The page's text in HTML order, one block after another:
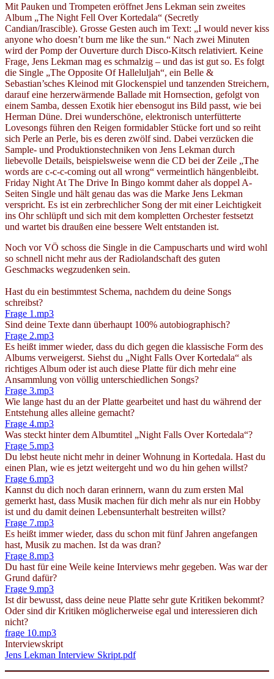
Mit Pauken und Trompeten eröffnet Jens Lekman sein zweites
Album „The Night Fell Over Kortedala“ (Secretly
Candian/Irascible). Grosse Gesten auch im Text: „I would never kiss
anyone who doesn’t burn me like the sun.“ Nach zwei Minuten
wird der Pomp der Ouverture durch Disco-Kitsch relativiert. Keine
Frage, Jens Lekman mag es schmalzig – und das ist gut so. Es folgt
die Single „The Opposite Of Halleluljah“, ein Belle &
Sebastian’sches Kleinod mit Glockenspiel und tanzenden Streichern,
darauf eine herzerwärmende Ballade mit Hornsection, gefolgt von
einem Samba, dessen Exotik hier ebensogut ins Bild passt, wie bei
Herman Düne. Drei wunderschöne, elektronisch unterfütterte
Lovesongs führen den Reigen formidabler Stücke fort und so reiht
sich Perle an Perle, bis es deren zwölf sind. Dabei verzücken die
Sample- und Produktionstechniken von Jens Lekman durch
liebevolle Details, beispielsweise wenn die CD bei der Zeile „The
words are c-c-c-coming out all wrong“ vermeintlich hängenbleibt.
Friday Night At The Drive In Bingo kommt daher als doppel A-
Seiten Single und hält genau das was die Marke Jens Lekman
verspricht. Es ist ein zerbrechlicher Song der mit einer Leichtigkeit
ins Ohr schlüpft und sich mit dem kompletten Orchester festsetzt
und wartet bis draußen eine bessere Welt entstanden ist.
Noch vor VÖ schoss die Single in die Campuscharts und wird wohl
so schnell nicht mehr aus der Radiolandschaft des guten
Geschmacks wegzudenken sein.
Hast du ein bestimmtest Schema, nachdem du deine Songs
schreibst?
Frage 1.mp3
Sind deine Texte dann überhaupt 100% autobiographisch?
Frage 2.mp3
Es heißt immer wieder, dass du dich gegen die klassische Form des
Albums verweigerst. Siehst du „Night Falls Over Kortedala“ als
richtiges Album oder ist auch diese Platte für dich mehr eine
Ansammlung von völlig unterschiedlichen Songs?
Frage 3.mp3
Wie lange hast du an der Platte gearbeitet und hast du während der
Entstehung alles alleine gemacht?
Frage 4.mp3
Was steckt hinter dem Albumtitel „Night Falls Over Kortedala“?
Frage 5.mp3
Du lebst heute nicht mehr in deiner Wohnung in Kortedala. Hast du
einen Plan, wie es jetzt weitergeht und wo du hin gehen willst?
Frage 6.mp3
Kannst du dich noch daran erinnern, wann du zum ersten Mal
gemerkt hast, dass Musik machen für dich mehr als nur ein Hobby
ist und du damit deinen Lebensunterhalt bestreiten willst?
Frage 7.mp3
Es heißt immer wieder, dass du schon mit fünf Jahren angefangen
hast, Musik zu machen. Ist da was dran?
Frage 8.mp3
Du hast für eine Weile keine Interviews mehr gegeben. Was war der
Grund dafür?
Frage 9.mp3
Ist dir bewusst, dass deine neue Platte sehr gute Kritiken bekommt?
Oder sind dir Kritiken möglicherweise egal und interessieren dich
nicht?
frage 10.mp3
Interviewskript
Jens Lekman Interview Skript.pdf